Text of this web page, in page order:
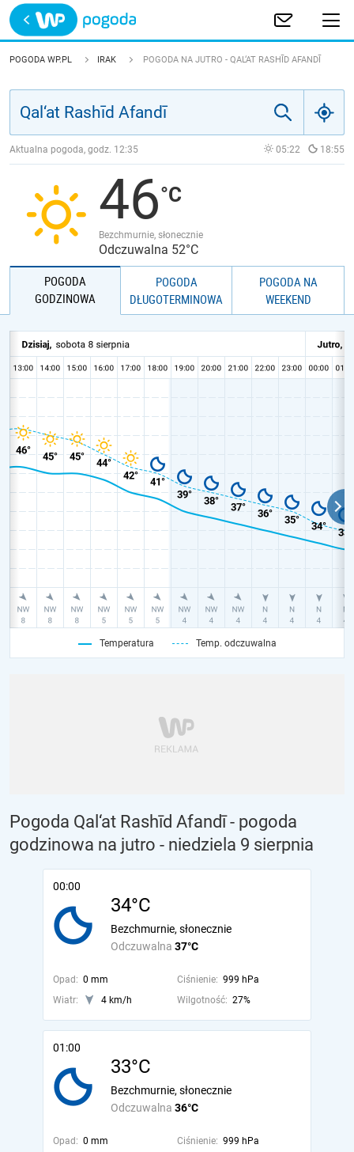
Trwa ładowanie
POLSKA
POGODA WP.PL IRAK POGODA NA JUTRO - QAL‘AT RASHĪD AFANDĪ
Aktualna pogoda, godz. 12:35 05:22 18:55
46
Bezchmurnie, słonecznie
Odczuwalna 52°C
POGODA
GODZINOWA
POGODA
DŁUGOTERMINOWA
POGODA NA
WEEKEND
Temperatura Temp. odczuwalna
Pogoda Qal‘at Rashīd Afandī - pogoda
godzinowa na jutro - niedziela 9 sierpnia
00:00
34°C
Odczuwalna 37°C
Bezchmurnie, słonecznie
Opad: 0 mm Ciśnienie: 999 hPa
Wiatr:
4 km/h Wilgotność: 27%
01:00
33°C
Odczuwalna 36°C
Bezchmurnie, słonecznie
Opad: 0 mm Ciśnienie: 999 hPa